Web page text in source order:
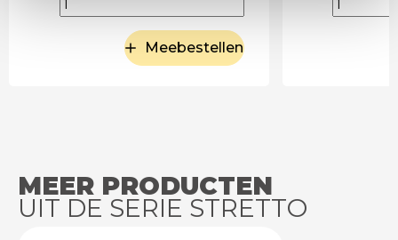
Meebestellen
MEER PRODUCTEN
UIT DE SERIE STRETTO